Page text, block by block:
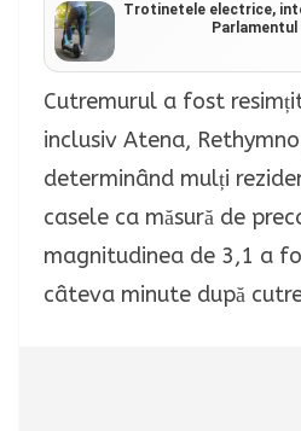
Trotinetele electrice,
Cutremurul a fost
inclusiv Atena,
determinând mulți
casele ca măsură de
magnitudinea de 3,1 a
câteva minute după